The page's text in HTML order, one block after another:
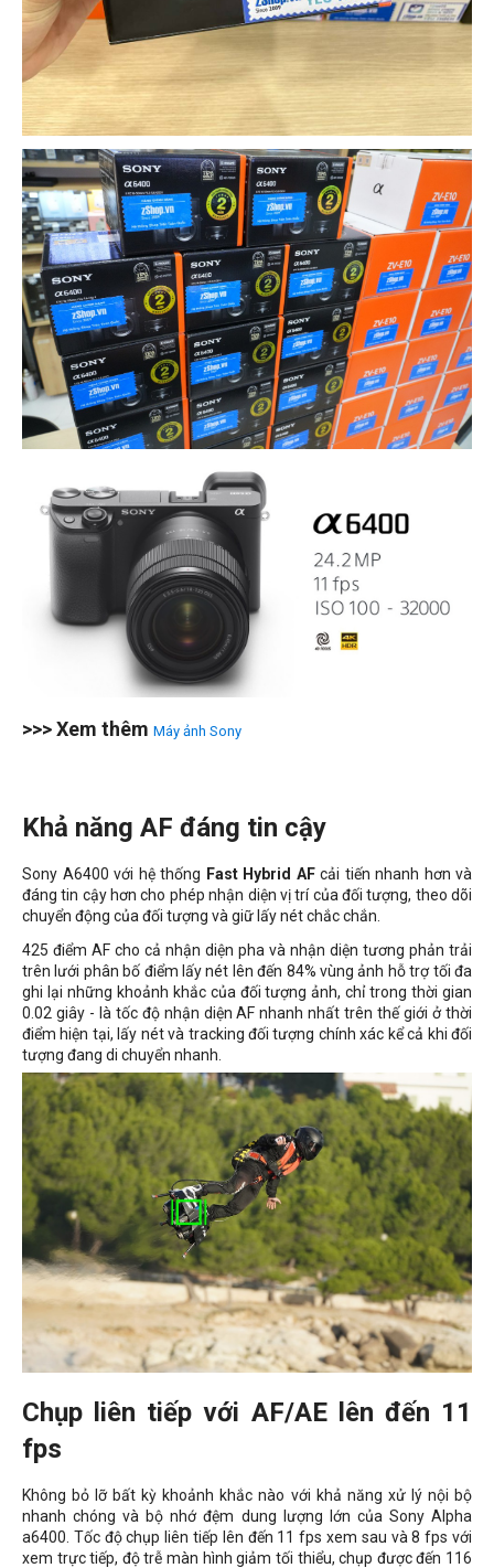
>>> Xem thêm Máy ảnh Sony
Khả năng AF đáng tin cậy
Sony A6400 với hệ thống Fast Hybrid AF cải tiến nhanh hơn và
đáng tin cậy hơn cho phép nhận diện vị trí của đối tượng, theo dõi
chuyển động của đối tượng và giữ lấy nét chắc chắn.
425 điểm AF cho cả nhận diện pha và nhận diện tương phản trải
trên lưới phân bố điểm lấy nét lên đến 84% vùng ảnh hỗ trợ tối đa
ghi lại những khoảnh khắc của đối tượng ảnh, chỉ trong thời gian
0.02 giây - là tốc độ nhận diện AF nhanh nhất trên thế giới ở thời
điểm hiện tại, lấy nét và tracking đối tượng chính xác kể cả khi đối
tượng đang di chuyển nhanh.
Chụp liên tiếp với AF/AE lên đến 11
fps
Không bỏ lỡ bất kỳ khoảnh khắc nào với khả năng xử lý nội bộ
nhanh chóng và bộ nhớ đệm dung lượng lớn của Sony Alpha
a6400. Tốc độ chụp liên tiếp lên đến 11 fps xem sau và 8 fps với
xem trực tiếp, độ trễ màn hình giảm tối thiểu, chụp được đến 116